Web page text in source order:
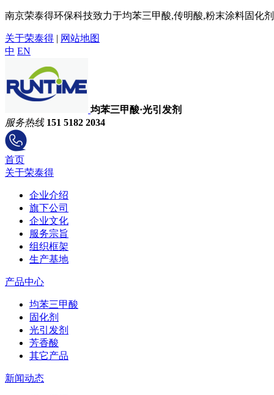
南京荣泰得环保科技致力于均苯三甲酸,传明酸,粉末涂料固化
关于荣泰得 | 网站地图
中 EN
均苯三甲酸·光引发剂
服务热线 151 5182 2034
首页
关于荣泰得
企业介绍
旗下公司
企业文化
服务宗旨
组织框架
生产基地
产品中心
均苯三甲酸
固化剂
光引发剂
芳香酸
其它产品
新闻动态